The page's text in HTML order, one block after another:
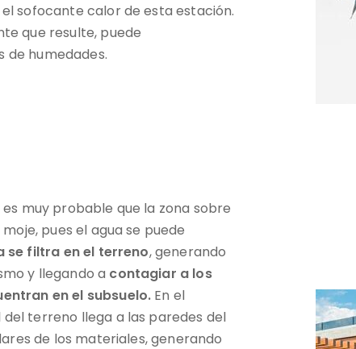
sofocante calor de esta estación.
que resulte, puede
de humedades.
es muy probable que la zona sobre
pues el agua se puede
se filtra en el terreno, generando
y llegando a contagiar a los
en el subsuelo. En el
terreno llega a las paredes del
de los materiales, generando